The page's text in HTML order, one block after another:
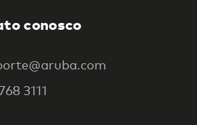
conosco
3111